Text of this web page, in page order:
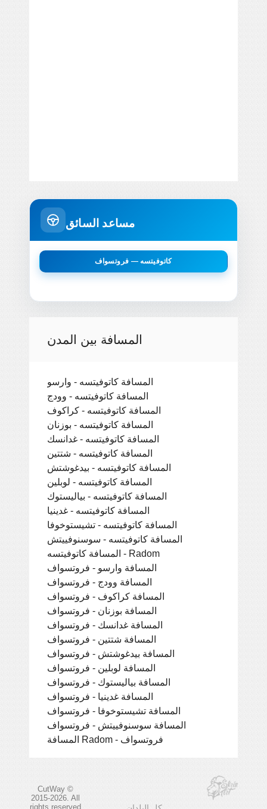
مساعد السائق
كاتوفيتسه — فروتسواف
المسافة بين المدن
المسافة كاتوفيتسه - وارسو
المسافة كاتوفيتسه - وودج
المسافة كاتوفيتسه - كراكوف
المسافة كاتوفيتسه - بوزنان
المسافة كاتوفيتسه - غدانسك
المسافة كاتوفيتسه - شتتين
المسافة كاتوفيتسه - بيدغوشتش
المسافة كاتوفيتسه - لوبلين
المسافة كاتوفيتسه - بياليستوك
المسافة كاتوفيتسه - غدينيا
المسافة كاتوفيتسه - تشيستوخوفا
المسافة كاتوفيتسه - سوسنوفييتش
المسافة كاتوفيتسه - Radom
المسافة وارسو - فروتسواف
المسافة وودج - فروتسواف
المسافة كراكوف - فروتسواف
المسافة بوزنان - فروتسواف
المسافة غدانسك - فروتسواف
المسافة شتتين - فروتسواف
المسافة بيدغوشتش - فروتسواف
المسافة لوبلين - فروتسواف
المسافة بياليستوك - فروتسواف
المسافة غدينيا - فروتسواف
المسافة تشيستوخوفا - فروتسواف
المسافة سوسنوفييتش - فروتسواف
المسافة Radom - فروتسواف
CutWay ©
2015-2026. All
rights reserved